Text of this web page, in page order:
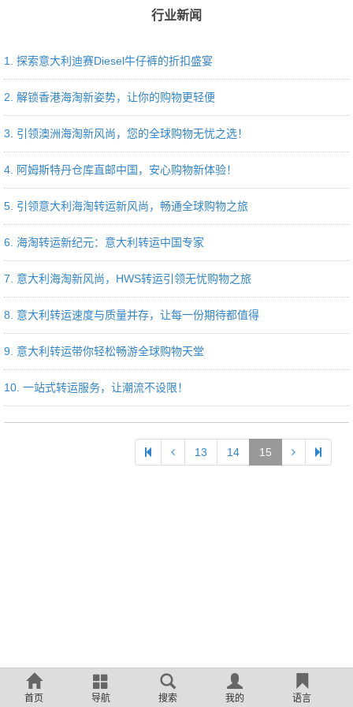
首页 导航 搜索 我的 语言
行业新闻
1. 探索意大利迪赛Diesel牛仔裤的折扣盛宴
2. 解锁香港海淘新姿势，让你的购物更轻便
3. 引领澳洲海淘新风尚，您的全球购物无忧之选！
4. 阿姆斯特丹仓库直邮中国，安心购物新体验！
5. 引领意大利海淘转运新风尚，畅通全球购物之旅
6. 海淘转运新纪元：意大利转运中国专家
7. 意大利海淘新风尚，HWS转运引领无忧购物之旅
8. 意大利转运速度与质量并存，让每一份期待都值得
9. 意大利转运带你轻松畅游全球购物天堂
10. 一站式转运服务，让潮流不设限！
13 14 15